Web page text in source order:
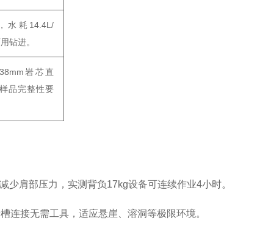
水耗14.4L/
钻进‌。
岩芯直
品完整性要
少肩部压力，实测背负17kg设备可连续作业4小时‌。
连接无需工具，适应悬崖、溶洞等极限环境‌。